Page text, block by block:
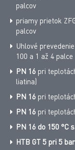
palcov
priamy prietok
palcov
Uhlové
100 a 1 až 4 palce
PN 16 pri
liatina)
PN 16 pri
PN 16 pri
PN 16 do 150 °C
HTB GT 5 pri 5 bar